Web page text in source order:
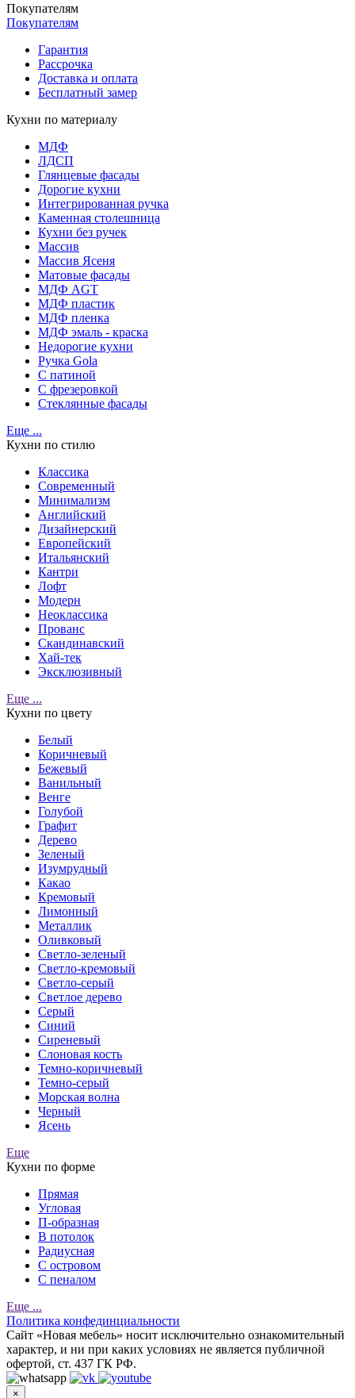
Покупателям
Покупателям
Гарантия
Рассрочка
Доставка и оплата
Бесплатный замер
Кухни по материалу
МДФ
ЛДСП
Глянцевые фасады
Дорогие кухни
Интегрированная ручка
Каменная столешница
Кухни без ручек
Массив
Массив Ясеня
Матовые фасады
МДФ AGT
МДФ пластик
МДФ пленка
МДФ эмаль - краска
Недорогие кухни
Ручка Gola
С патиной
С фрезеровкой
Стеклянные фасады
Еще ...
Кухни по стилю
Классика
Современный
Минимализм
Английский
Дизайнерский
Европейский
Итальянский
Кантри
Лофт
Модерн
Неоклассика
Прованс
Скандинавский
Хай-тек
Эксклюзивный
Еще ...
Кухни по цвету
Белый
Коричневый
Бежевый
Ванильный
Венге
Голубой
Графит
Дерево
Зеленый
Изумрудный
Какао
Кремовый
Лимонный
Металлик
Оливковый
Светло-зеленый
Светло-кремовый
Светло-серый
Светлое дерево
Серый
Синий
Сиреневый
Слоновая кость
Темно-коричневый
Темно-серый
Морская волна
Черный
Ясень
Еще
Кухни по форме
Прямая
Угловая
П-образная
В потолок
Радиусная
С островом
С пеналом
Еще ...
Политика конфединциальности
Cайт «Новая мебель» носит исключительно ознакомительный
характер, и ни при каких условиях не является публичной
офертой, ст. 437 ГК РФ.
×